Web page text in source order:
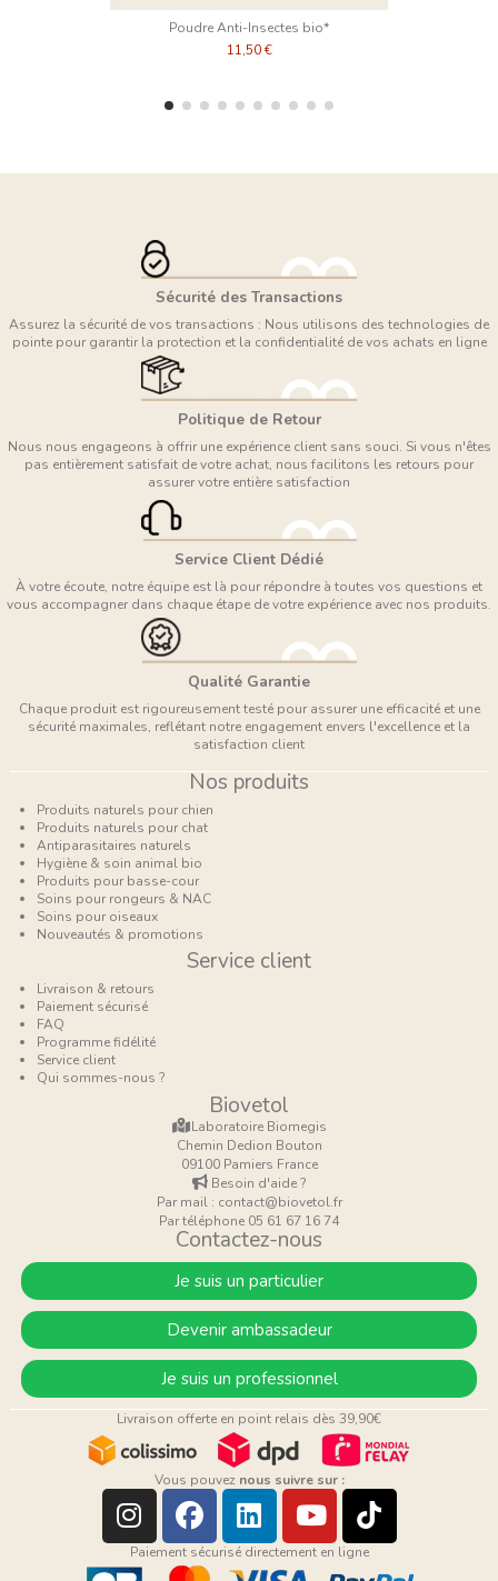
Poudre Anti-Insectes bio*
11,50 €
Sécurité des Transactions
Assurez la sécurité de vos transactions : Nous utilisons des technologies de
pointe pour garantir la protection et la confidentialité de vos achats en ligne
Politique de Retour
Nous nous engageons à offrir une expérience client sans souci. Si vous n'êtes
pas entièrement satisfait de votre achat, nous facilitons les retours pour
assurer votre entière satisfaction
Service Client Dédié
À votre écoute, notre équipe est là pour répondre à toutes vos questions et
vous accompagner dans chaque étape de votre expérience avec nos produits.
Qualité Garantie
Chaque produit est rigoureusement testé pour assurer une efficacité et une
sécurité maximales, reflétant notre engagement envers l'excellence et la
satisfaction client
Nos produits
Produits naturels pour chien
Produits naturels pour chat
Antiparasitaires naturels
Hygiène & soin animal bio
Produits pour basse-cour
Soins pour rongeurs & NAC
Soins pour oiseaux
Nouveautés & promotions
Service client
Livraison & retours
Paiement sécurisé
FAQ
Programme fidélité
Service client
Qui sommes-nous ?
Biovetol
Laboratoire Biomegis
Chemin Dedion Bouton
09100 Pamiers France
Besoin d'aide ?
Par mail : contact@biovetol.fr
Par téléphone 05 61 67 16 74
Contactez-nous
Je suis un particulier
Devenir ambassadeur
Je suis un professionnel
Livraison offerte en point relais dès 39,90€
Vous pouvez nous suivre sur :
Paiement sécurisé directement en ligne